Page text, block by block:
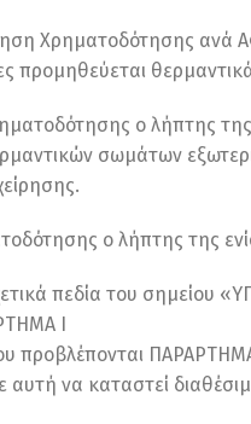
Χρηματοδότησης
προμηθεύεται
ο λήπτης
σωμάτων
ο λήπτης της
πεδία του
Ι
προβλέπονται
αυτή να καταστεί